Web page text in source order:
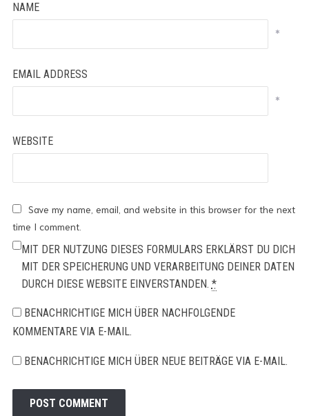
NAME
*
EMAIL ADDRESS
*
WEBSITE
Save my name, email, and website in this browser for the next
time I comment.
MIT DER NUTZUNG DIESES FORMULARS ERKLÄRST DU DICH
MIT DER SPEICHERUNG UND VERARBEITUNG DEINER DATEN
DURCH DIESE WEBSITE EINVERSTANDEN. *
BENACHRICHTIGE MICH ÜBER NACHFOLGENDE
KOMMENTARE VIA E-MAIL.
BENACHRICHTIGE MICH ÜBER NEUE BEITRÄGE VIA E-MAIL.